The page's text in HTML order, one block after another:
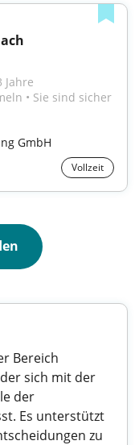
Jahre
• Sie sind sicher
GmbH
Vollzeit
Bereich
sich mit der
der
Es unterstützt
zu